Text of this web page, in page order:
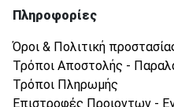
Πληροφορίες
Όροι & Πολιτική
Τρόποι Αποστολής -
Τρόποι Πληρωμής
Επιστροφές Προιοντων -